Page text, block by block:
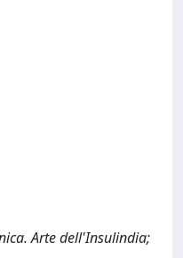
Arte dell'Insulindia;